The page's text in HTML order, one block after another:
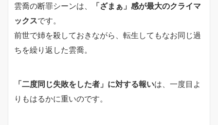
雲喬の断罪シーンは、
「ざまぁ」感が最大のクライマ
ックスです。
前世で姉を殺しておきながら、転生してもなお同じ過
ちを繰り返した雲喬。
「二度同じ失敗をした者」に対する報いは、一度目よ
りもはるかに重いのです。